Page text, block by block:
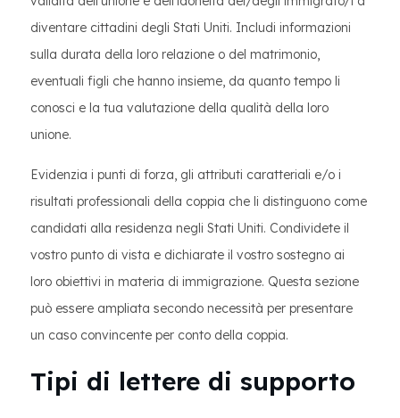
diventare cittadini degli Stati Uniti. Includi informazioni
sulla durata della loro relazione o del matrimonio,
eventuali figli che hanno insieme, da quanto tempo li
conosci e la tua valutazione della qualità della loro
unione.
Evidenzia i punti di forza, gli attributi caratteriali e/o i
risultati professionali della coppia che li distinguono come
candidati alla residenza negli Stati Uniti. Condividete il
vostro punto di vista e dichiarate il vostro sostegno ai
loro obiettivi in materia di immigrazione. Questa sezione
può essere ampliata secondo necessità per presentare
un caso convincente per conto della coppia.
Tipi di lettere di supporto